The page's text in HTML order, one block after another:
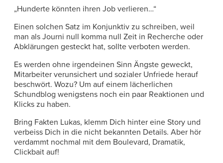
„Hunderte könnten ihren Job verlieren…“
Einen solchen Satz im Konjunktiv zu schreiben, weil
man als Journi null komma null Zeit in Recherche oder
Abklärungen gesteckt hat, sollte verboten werden.
Es werden ohne irgendeinen Sinn Ängste geweckt,
Mitarbeiter verunsichert und sozialer Unfriede herauf
beschwört. Wozu? Um auf einem lächerlichen
Schundblog wenigstens noch ein paar Reaktionen und
Klicks zu haben.
Bring Fakten Lukas, klemm Dich hinter eine Story und
verbeiss Dich in die nicht bekannten Details. Aber hör
verdammt nochmal mit dem Boulevard, Dramatik,
Clickbait auf!